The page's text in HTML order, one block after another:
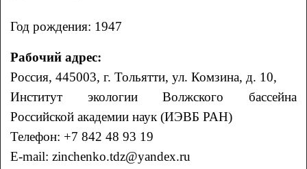
Год рождения: 1947
Рабочий адрес:
Россия, 445003, г. Тольятти, ул. Комзина, д. 10,
Институт экологии Волжского бассейна
Российской академии наук (ИЭВБ РАН)
Телефон: +7 842 48 93 19
E-mail: zinchenko.tdz@yandex.ru